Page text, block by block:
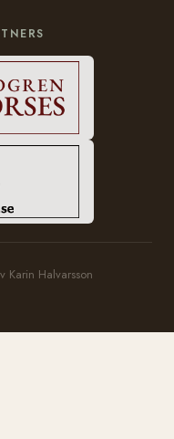
Halvarsson